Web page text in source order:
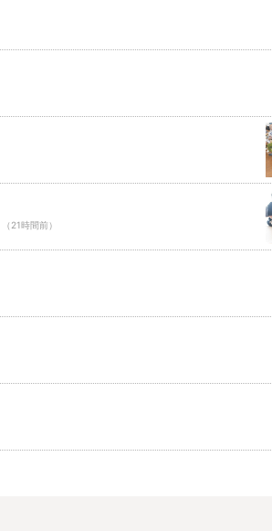
（21時間前）